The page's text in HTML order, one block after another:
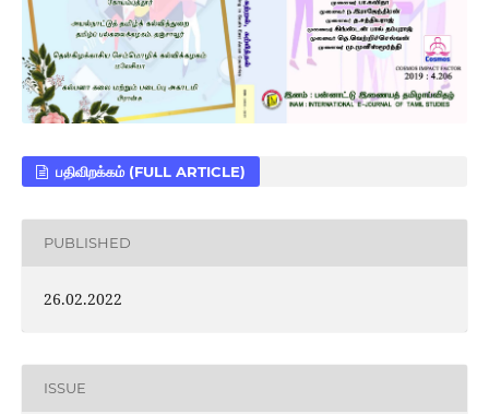
பதிவிறக்கம் (FULL ARTICLE)
PUBLISHED
26.02.2022
ISSUE